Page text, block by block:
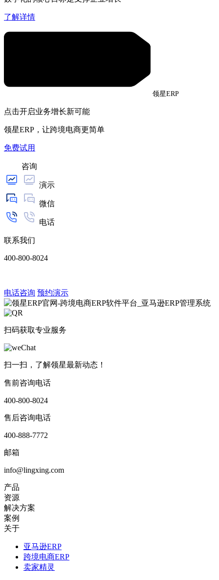
了解详情
领星ERP
点击开启业务增长新可能
领星ERP，让跨境电商更简单
免费试用
咨询
演示
微信
电话
联系我们
400-800-8024
电话咨询 预约演示
扫码获取专业服务
扫一扫，了解领星最新动态！
售前咨询电话
400-800-8024
售后咨询电话
400-888-7772
邮箱
info@lingxing.com
产品
资源
解决方案
案例
关于
亚马逊ERP
跨境电商ERP
卖家精灵